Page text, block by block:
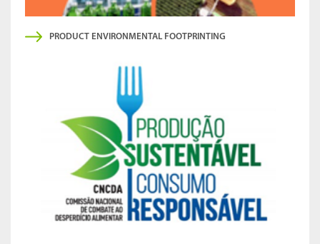
PRODUCT ENVIRONMENTAL FOOTPRINTING